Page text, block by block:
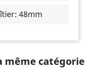
48mm
même catégorie